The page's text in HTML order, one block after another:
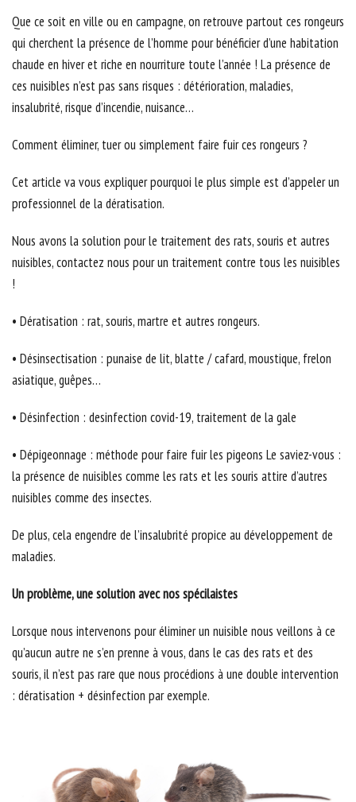
Que ce soit en ville ou en campagne, on retrouve partout ces rongeurs
qui cherchent la présence de l’homme pour bénéficier d’une habitation
chaude en hiver et riche en nourriture toute l’année ! La présence de
ces nuisibles n’est pas sans risques : détérioration, maladies,
insalubrité, risque d’incendie, nuisance…
Comment éliminer, tuer ou simplement faire fuir ces rongeurs ?
Cet article va vous expliquer pourquoi le plus simple est d’appeler un
professionnel de la dératisation.
Nous avons la solution pour le traitement des rats, souris et autres
nuisibles, contactez nous pour un traitement contre tous les nuisibles
!
• Dératisation : rat, souris, martre et autres rongeurs.
• Désinsectisation : punaise de lit, blatte / cafard, moustique, frelon
asiatique, guêpes…
• Désinfection : desinfection covid-19, traitement de la gale
• Dépigeonnage : méthode pour faire fuir les pigeons Le saviez-vous :
la présence de nuisibles comme les rats et les souris attire d’autres
nuisibles comme des insectes.
De plus, cela engendre de l’insalubrité propice au développement de
maladies.
Un problème, une solution avec nos spécilaistes
Lorsque nous intervenons pour éliminer un nuisible nous veillons à ce
qu’aucun autre ne s’en prenne à vous, dans le cas des rats et des
souris, il n’est pas rare que nous procédions à une double intervention
: dératisation + désinfection par exemple.